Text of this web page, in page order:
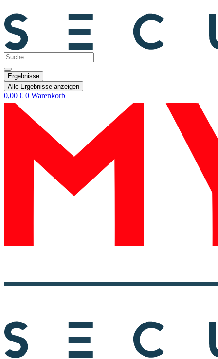
Search
...
Ergebnisse
Alle Ergebnisse anzeigen
0,00 € 0 Warenkorb